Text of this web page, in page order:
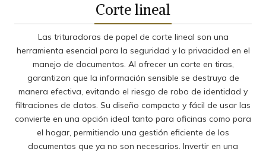
Corte lineal
Las trituradoras de papel de corte lineal son una
herramienta esencial para la seguridad y la privacidad en el
manejo de documentos. Al ofrecer un corte en tiras,
garantizan que la información sensible se destruya de
manera efectiva, evitando el riesgo de robo de identidad y
filtraciones de datos. Su diseño compacto y fácil de usar las
convierte en una opción ideal tanto para oficinas como para
el hogar, permitiendo una gestión eficiente de los
documentos que ya no son necesarios. Invertir en una